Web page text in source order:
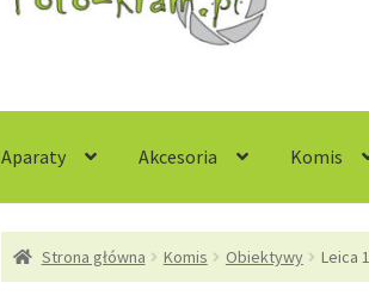
nawigacji
treści
Aparaty Akcesoria Komis
Strona głównaKontaktKoszykMoje konto
Strona główna Komis Obiektywy Leica